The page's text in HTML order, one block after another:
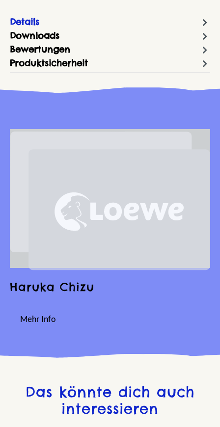
Details
Downloads
Bewertungen
Produktsicherheit
Haruka Chizu
Mehr Info
Das könnte dich auch
interessieren